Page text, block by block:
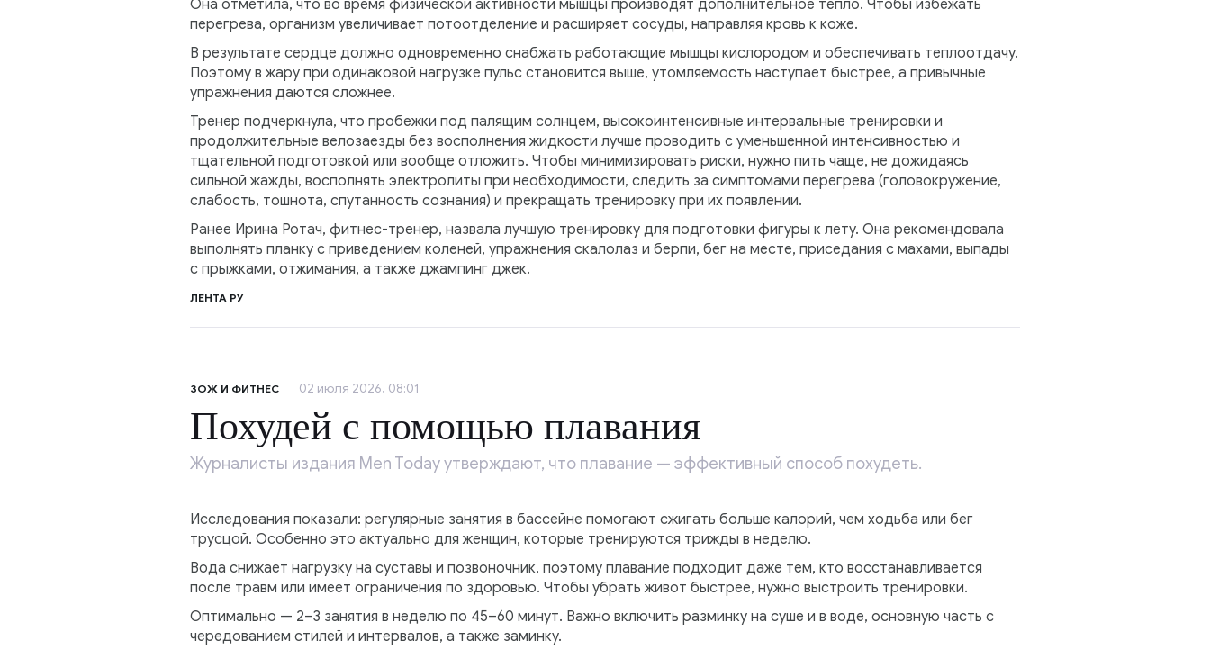
Она отметила, что во время физической активности мышцы производят дополнительное тепло. Чтобы избежать
перегрева, организм увеличивает потоотделение и расширяет сосуды, направляя кровь к коже.
В результате сердце должно одновременно снабжать работающие мышцы кислородом и обеспечивать теплоотдачу.
Поэтому в жару при одинаковой нагрузке пульс становится выше, утомляемость наступает быстрее, а привычные
упражнения даются сложнее.
Тренер подчеркнула, что пробежки под палящим солнцем, высокоинтенсивные интервальные тренировки и
продолжительные велозаезды без восполнения жидкости лучше проводить с уменьшенной интенсивностью и
тщательной подготовкой или вообще отложить. Чтобы минимизировать риски, нужно пить чаще, не дожидаясь
сильной жажды, восполнять электролиты при необходимости, следить за симптомами перегрева (головокружение,
слабость, тошнота, спутанность сознания) и прекращать тренировку при их появлении.
Ранее Ирина Ротач, фитнес-тренер, назвала лучшую тренировку для подготовки фигуры к лету. Она рекомендовала
выполнять планку с приведением коленей, упражнения скалолаз и берпи, бег на месте, приседания с махами, выпады
с прыжками, отжимания, а также джампинг джек.
ЛЕНТА РУ
ЗОЖ И ФИТНЕС 02 июля 2026, 08:01
Похудей с помощью плавания
Журналисты издания Men Today утверждают, что плавание — эффективный способ похудеть.
Исследования показали: регулярные занятия в бассейне помогают сжигать больше калорий, чем ходьба или бег
трусцой. Особенно это актуально для женщин, которые тренируются трижды в неделю.
Вода снижает нагрузку на суставы и позвоночник, поэтому плавание подходит даже тем, кто восстанавливается
после травм или имеет ограничения по здоровью. Чтобы убрать живот быстрее, нужно выстроить тренировки.
Оптимально — 2–3 занятия в неделю по 45–60 минут. Важно включить разминку на суше и в воде, основную часть с
чередованием стилей и интервалов, а также заминку.